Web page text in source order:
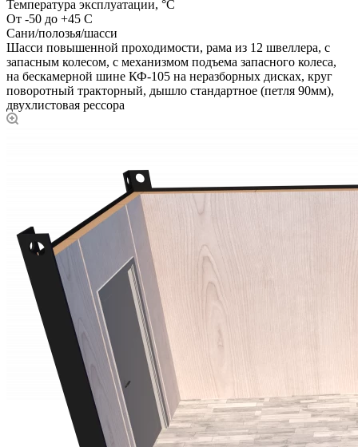
Температура эксплуатации, °С
От -50 до +45 С
Сани/полозья/шасси
Шасси повышенной проходимости, рама из 12 швеллера, с
запасным колесом, с механизмом подъема запасного колеса,
на бескамерной шине КФ-105 на неразборных дисках, круг
поворотный тракторный, дышло стандартное (петля 90мм),
двухлистовая рессора